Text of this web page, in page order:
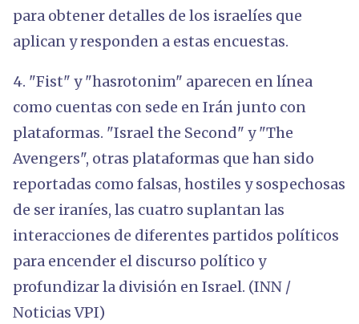
para obtener detalles de los israelíes que
aplican y responden a estas encuestas.
4. "Fist" y "hasrotonim" aparecen en línea
como cuentas con sede en Irán junto con
plataformas. "Israel the Second" y "The
Avengers", otras plataformas que han sido
reportadas como falsas, hostiles y sospechosas
de ser iraníes, las cuatro suplantan las
interacciones de diferentes partidos políticos
para encender el discurso político y
profundizar la división en Israel. (INN /
Noticias VPI)